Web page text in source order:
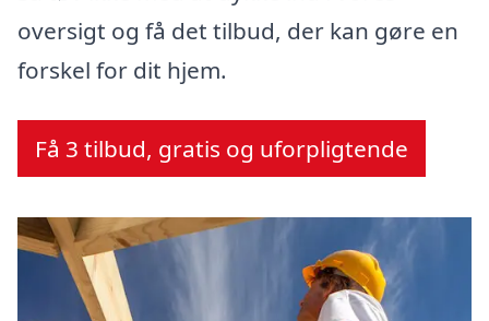
oversigt og få det tilbud, der kan gøre en
forskel for dit hjem.
Få 3 tilbud, gratis og uforpligtende